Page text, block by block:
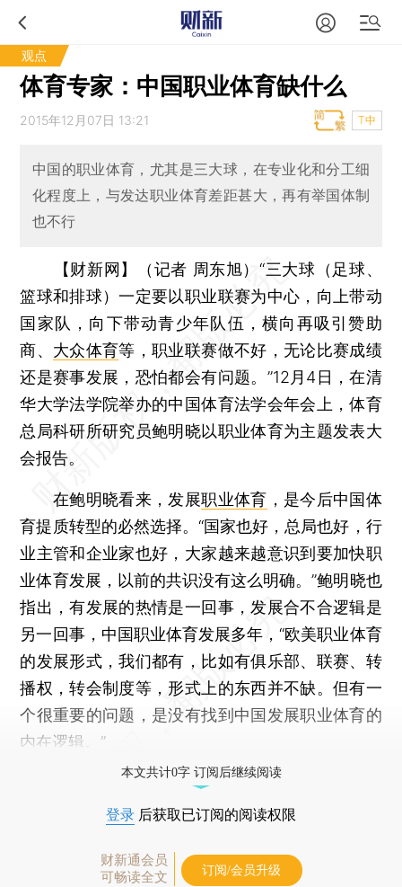
观点
体育专家：中国职业体育缺什么
2015年12月07日 13:21 T中
中国的职业体育，尤其是三大球，在专业化和分工细
化程度上，与发达职业体育差距甚大，再有举国体制
也不行
【财新网】（记者 周东旭）“三大球（足球、
篮球和排球）一定要以职业联赛为中心，向上带动
国家队，向下带动青少年队伍，横向再吸引赞助
商、 大众体育等，职业联赛做不好，无论比赛成绩
还是赛事发展，恐怕都会有问题。”12月4日，在清
华大学法学院举办的中国体育法学会年会上，体育
总局科研所研究员鲍明晓以职业体育为主题发表大
会报告。
在鲍明晓看来，发展职业体育 ，是今后中国体
育提质转型的必然选择。“国家也好，总局也好，行
业主管和企业家也好，大家越来越意识到要加快职
业体育发展，以前的共识没有这么明确。”鲍明晓也
指出，有发展的热情是一回事，发展合不合逻辑是
另一回事，中国职业体育发展多年，“欧美职业体育
的发展形式，我们都有，比如有俱乐部、联赛、转
播权，转会制度等，形式上的东西并不缺。但有一
个很重要的问题，是没有找到中国发展职业体育的
内在逻辑。”
本文共计0字 订阅后继续阅读
登录 后获取已订阅的阅读权限
财新通会员
可畅读全文
订阅/会员升级